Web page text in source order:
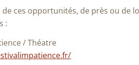
ces opportunités, de près ou de
:
/ Théatre